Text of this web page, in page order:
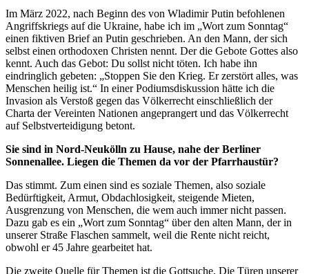
Im März 2022, nach Beginn des von Wladimir Putin befohlenen
Angriffskriegs auf die Ukraine, habe ich im „Wort zum Sonntag“
einen fiktiven Brief an Putin geschrieben. An den Mann, der sich
selbst einen orthodoxen Christen nennt. Der die Gebote Gottes also
kennt. Auch das Gebot: Du sollst nicht töten. Ich habe ihn
eindringlich gebeten: „Stoppen Sie den Krieg. Er zerstört alles, was
Menschen heilig ist.“ In einer Podiumsdiskussion hätte ich die
Invasion als Verstoß gegen das Völkerrecht einschließlich der
Charta der Vereinten Nationen angeprangert und das Völkerrecht
auf Selbstverteidigung betont.
Sie sind in Nord-Neukölln zu Hause, nahe der Berliner
Sonnenallee. Liegen die Themen da vor der Pfarrhaustür?
Das stimmt. Zum einen sind es soziale Themen, also soziale
Bedürftigkeit, Armut, Obdachlosigkeit, steigende Mieten,
Ausgrenzung von Menschen, die wem auch immer nicht passen.
Dazu gab es ein „Wort zum Sonntag“ über den alten Mann, der in
unserer Straße Flaschen sammelt, weil die Rente nicht reicht,
obwohl er 45 Jahre gearbeitet hat.
Die zweite Quelle für Themen ist die Gottsuche. Die Türen unserer